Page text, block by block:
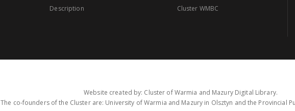
Description
Cluster WMBC
Website created by: Cluster of Warmia and Mazury Digital Library.
The co-founders of the Cluster are: University of Warmia and Mazury in Olsztyn and the Provincial